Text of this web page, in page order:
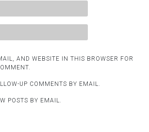
AND WEBSITE IN THIS BROWSER FOR
UP COMMENTS BY EMAIL.
POSTS BY EMAIL.